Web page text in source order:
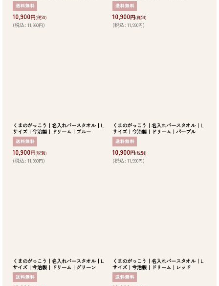
10,900円(税別)
(税込: 11,990円)
10,900円(税別)
(税込: 11,990円)
くまのがっこう｜名入れバースタオル｜L
サイズ｜今治製｜ドリーム｜ブルー
10,900円(税別)
(税込: 11,990円)
くまのがっこう｜名入れバースタオル｜L
サイズ｜今治製｜ドリーム｜パープル
10,900円(税別)
(税込: 11,990円)
くまのがっこう｜名入れバースタオル｜L
サイズ｜今治製｜ドリーム｜グリーン
くまのがっこう｜名入れバースタオル｜L
サイズ｜今治製｜ドリーム｜レッド